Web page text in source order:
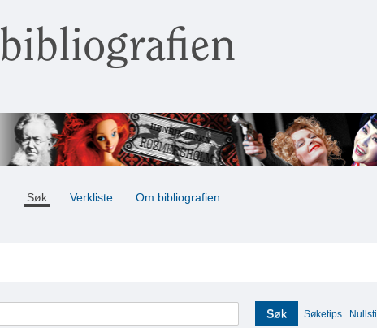
bibliografien
Søk Verkliste Om bibliografien
Søk Søketips Nullstill